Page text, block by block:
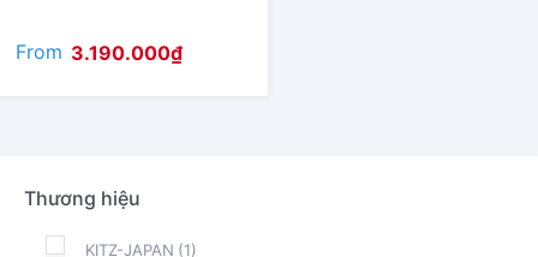
From 3.190.000₫
Thương hiệu
KITZ-JAPAN (1)